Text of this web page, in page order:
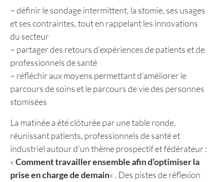
– définir le sondage intermittent, la stomie, ses usages
et ses contraintes, tout en rappelant les innovations
du secteur
– partager des retours d’expériences de patients et de
professionnels de santé
– réfléchir aux moyens permettant d’améliorer le
parcours de soins et le parcours de vie des personnes
stomisées
La matinée a été clôturée par une table ronde,
réunissant patients, professionnels de santé et
industriel autour d’un thème prospectif et fédérateur :
«Comment travailler ensemble afin d’optimiser la
prise en charge de demain« . Des pistes de réflexion